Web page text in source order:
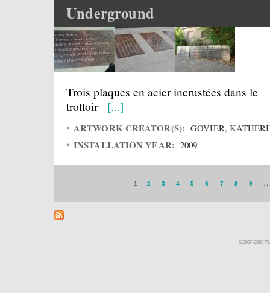
Underground
Trois plaques en acier incrustées dans le
trottoir [...]
ARTWORK CREATOR(S): GOVIER,
INSTALLATION YEAR: 2009
1 2 3 4 5 6 7 8 9
©2007-2009